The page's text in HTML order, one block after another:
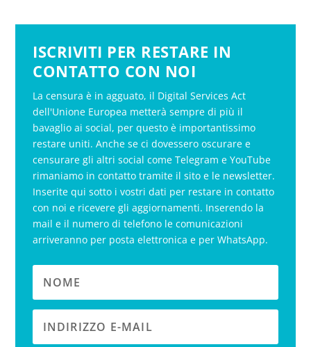
ISCRIVITI PER RESTARE IN
CONTATTO CON NOI
La censura è in agguato, il Digital Services Act
dell'Unione Europea metterà sempre di più il
bavaglio ai social, per questo è importantissimo
restare uniti. Anche se ci dovessero oscurare e
censurare gli altri social come Telegram e YouTube
rimaniamo in contatto tramite il sito e le newsletter.
Inserite qui sotto i vostri dati per restare in contatto
con noi e ricevere gli aggiornamenti. Inserendo la
mail e il numero di telefono le comunicazioni
arriveranno per posta elettronica e per WhatsApp.